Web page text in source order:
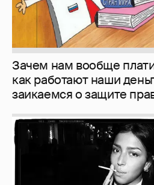
Рублёвские дочки 187